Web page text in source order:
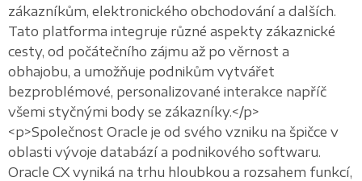
zákazníkům, elektronického obchodování a dalších.
Tato platforma integruje různé aspekty zákaznické
cesty, od počátečního zájmu až po věrnost a
obhajobu, a umožňuje podnikům vytvářet
bezproblémové, personalizované interakce napříč
všemi styčnými body se zákazníky.</p>
<p>Společnost Oracle je od svého vzniku na špičce v
oblasti vývoje databází a podnikového softwaru.
Oracle CX vyniká na trhu hloubkou a rozsahem funkcí,